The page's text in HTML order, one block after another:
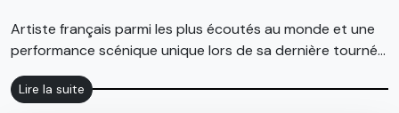
Artiste français parmi les plus écoutés au monde et une
performance scénique unique lors de sa dernière tournée
des zéniths à guichets fermés, PLK continue de repousser
les limites.
Lire la suite